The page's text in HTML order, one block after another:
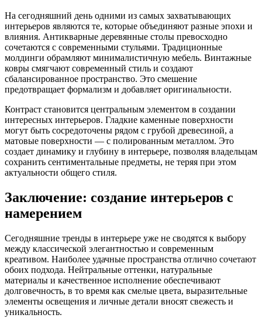
На сегодняшний день одними из самых захватывающих
интерьеров являются те, которые объединяют разные эпохи и
влияния. Антикварные деревянные столы превосходно
сочетаются с современными стульями. Традиционные
молдинги обрамляют минималистичную мебель. Винтажные
ковры смягчают современный стиль и создают
сбалансированное пространство. Это смешение
предотвращает формализм и добавляет оригинальности.
Контраст становится центральным элементом в создании
интересных интерьеров. Гладкие каменные поверхности
могут быть сосредоточены рядом с грубой древесиной, а
матовые поверхности — с полированным металлом. Это
создает динамику и глубину в интерьере, позволяя владельцам
сохранить сентиментальные предметы, не теряя при этом
актуальности общего стиля.
Заключение: создание интерьеров с
намерением
Сегодняшние тренды в интерьере уже не сводятся к выбору
между классической элегантностью и современным
креативом. Наиболее удачные пространства отлично сочетают
обоих подхода. Нейтральные оттенки, натуральные
материалы и качественное исполнение обеспечивают
долговечность, в то время как смелые цвета, выразительные
элементы освещения и личные детали вносят свежесть и
уникальность.